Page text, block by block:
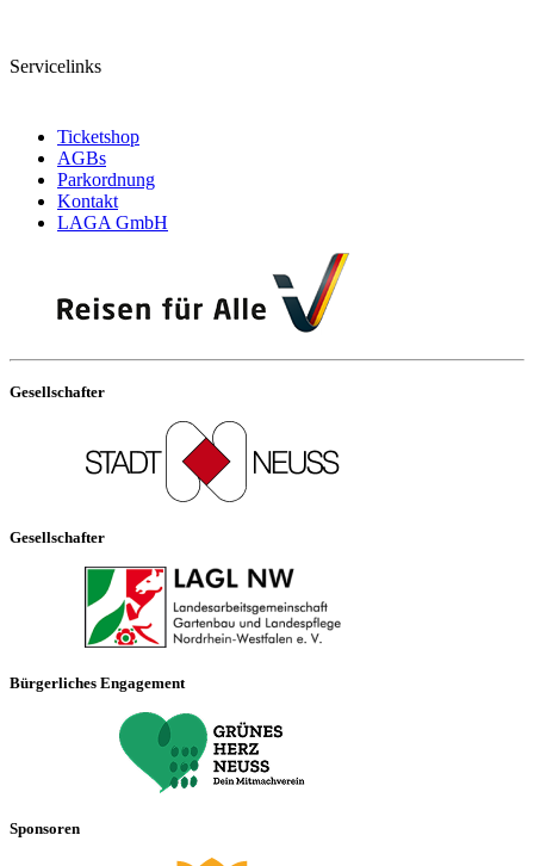
Servicelinks
Ticketshop
AGBs
Parkordnung
Kontakt
LAGA GmbH
Gesellschafter
Gesellschafter
Bürgerliches Engagement
Sponsoren